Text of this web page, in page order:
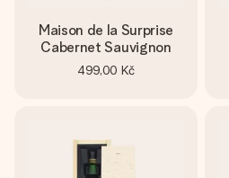
Maison de la Surprise
Cabernet Sauvignon
499,00 Kč